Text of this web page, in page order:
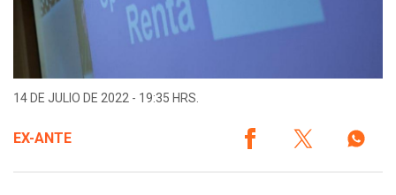
14 DE JULIO DE 2022 - 19:35 HRS.
EX-ANTE